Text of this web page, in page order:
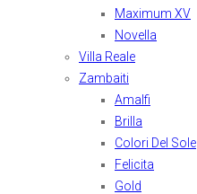
Maximum XV
Novella
Villa Reale
Zambaiti
Amalfi
Brilla
Colori Del Sole
Felicita
Gold